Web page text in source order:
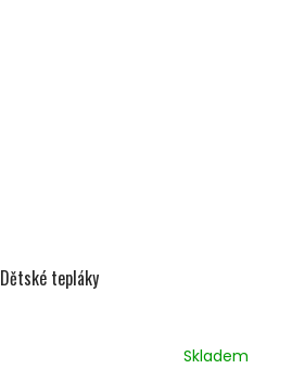
Dětské tepláky
Skladem